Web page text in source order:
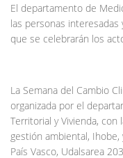
El departamento de
las personas interesadas
que se celebrarán los
La Semana del Cambio
organizada por el
Territorial y Vivienda,
gestión ambiental,
País Vasco, Udalsarea